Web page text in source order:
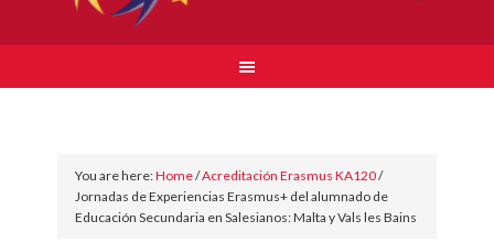
You are here:Home/Acreditación Erasmus KA120/
Jornadas de Experiencias Erasmus+ del alumnado de
Educación Secundaria en Salesianos: Malta y Vals les Bains